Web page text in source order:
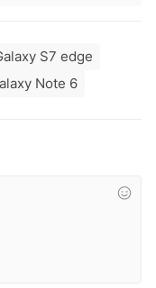
S7 edge
Note 6